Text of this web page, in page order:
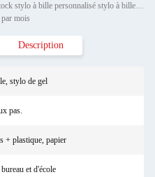
Détails d'emballage: stylo promotionnel en stock stylo à bille personnalisé stylo à bille diamant cristal métal stylo à b
mois
Description
stylo de gel
pas.
+ plastique, papier
et d'école